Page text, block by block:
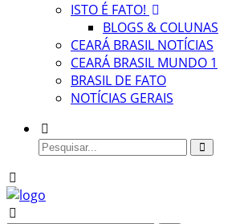
ISTO É FATO!
BLOGS & COLUNAS
CEARÁ BRASIL NOTÍCIAS
CEARÁ BRASIL MUNDO 1
BRASIL DE FATO
NOTÍCIAS GERAIS